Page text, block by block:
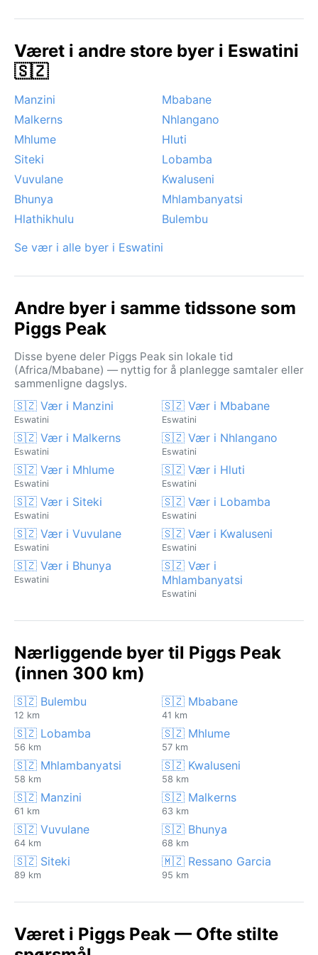
heftige byger. Et spesielt værfenomen er den tørre,
morgenen, men ellers er ekstreme hendelser som
sykloner eller snø svært sjeldne. Monsunen påvirker
på forsommeren. For den som setter pris på behagelig
klima og rolig landlig stemning, er Piggs Peak et
fristed året rundt, med en klar anbefaling for den
solfylte vintersesongen.
Været i andre store byer i Eswatini
🇸🇿
Manzini
Mbabane
Malkerns
Nhlangano
Mhlume
Hluti
Siteki
Lobamba
Vuvulane
Kwaluseni
Bhunya
Mhlambanyatsi
Hlathikhulu
Bulembu
Se vær i alle byer i Eswatini
Andre byer i samme tidssone som
Piggs Peak
Disse byene deler Piggs Peak sin lokale tid
(Africa/Mbabane) — nyttig for å planlegge samtaler eller
sammenligne dagslys.
🇸🇿 Vær i Manzini
Eswatini
🇸🇿 Vær i Mbabane
Eswatini
🇸🇿 Vær i Malkerns
Eswatini
🇸🇿 Vær i Nhlangano
Eswatini
🇸🇿 Vær i Mhlume
Eswatini
🇸🇿 Vær i Hluti
Eswatini
🇸🇿 Vær i Siteki
Eswatini
🇸🇿 Vær i Lobamba
Eswatini
🇸🇿 Vær i Vuvulane
Eswatini
🇸🇿 Vær i Kwaluseni
Eswatini
🇸🇿 Vær i Bhunya
Eswatini
🇸🇿 Vær i
Mhlambanyatsi
Eswatini
Nærliggende byer til Piggs Peak
(innen 300 km)
🇸🇿 Bulembu
12 km
🇸🇿 Mbabane
41 km
🇸🇿 Lobamba
56 km
🇸🇿 Mhlume
57 km
🇸🇿 Mhlambanyatsi
58 km
🇸🇿 Kwaluseni
58 km
🇸🇿 Manzini
61 km
🇸🇿 Malkerns
63 km
🇸🇿 Vuvulane
64 km
🇸🇿 Bhunya
68 km
🇸🇿 Siteki
89 km
🇲🇿 Ressano Garcia
95 km
Været i Piggs Peak — Ofte stilte